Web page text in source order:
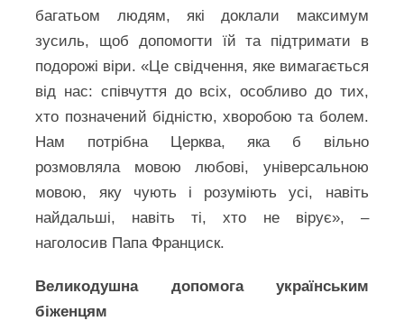
багатьом людям, які доклали максимум
зусиль, щоб допомогти їй та підтримати в
подорожі віри. «Це свідчення, яке вимагається
від нас: співчуття до всіх, особливо до тих,
хто позначений бідністю, хворобою та болем.
Нам потрібна Церква, яка б вільно
розмовляла мовою любові, універсальною
мовою, яку чують і розуміють усі, навіть
найдальші, навіть ті, хто не вірує», –
наголосив Папа Франциск.
Великодушна допомога українським
біженцям